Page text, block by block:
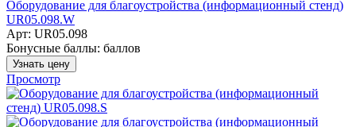
Оборудование для благоустройства (информационный стенд)
UR05.098.W
Арт: UR05.098
Бонусные баллы: баллов
Узнать цену
Просмотр